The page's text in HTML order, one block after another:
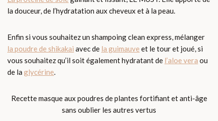
la douceur, de l’hydratation aux cheveux et à la peau.
Enfin si vous souhaitez un shampoing clean express, mélanger
la poudre de shikakai avec de la guimauve et le tour et joué, si
vous souhaitez qu’il soit également hydratant de l’aloe vera ou
de la glycérine.
Recette masque aux poudres de plantes fortifiant et anti-âge
sans oublier les autres vertus